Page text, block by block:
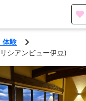
体験
シアンビュー伊豆)